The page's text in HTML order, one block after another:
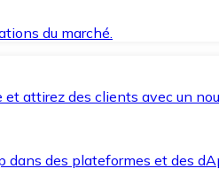
du marché.
attirez des clients avec un
des plateformes et des